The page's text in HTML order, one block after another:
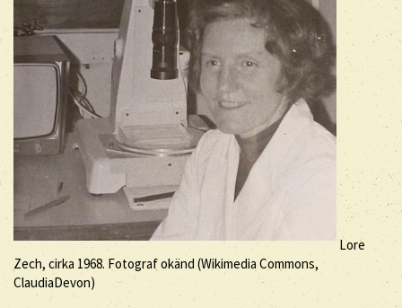
Lore
Zech, cirka 1968. Fotograf okänd (Wikimedia Commons,
ClaudiaDevon)